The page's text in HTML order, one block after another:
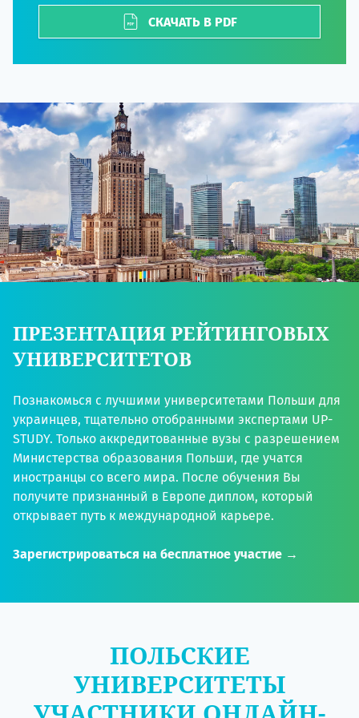
СКАЧАТЬ В PDF
ПРЕЗЕНТАЦИЯ РЕЙТИНГОВЫХ
УНИВЕРСИТЕТОВ
Познакомься с лучшими университетами Польши для
украинцев, тщательно отобранными экспертами UP-
STUDY. Только аккредитованные вузы с разрешением
Министерства образования Польши, где учатся
иностранцы со всего мира. После обучения Вы
получите признанный в Европе диплом, который
открывает путь к международной карьере.
Зарегистрироваться на бесплатное участие →
ПОЛЬСКИЕ
УНИВЕРСИТЕТЫ